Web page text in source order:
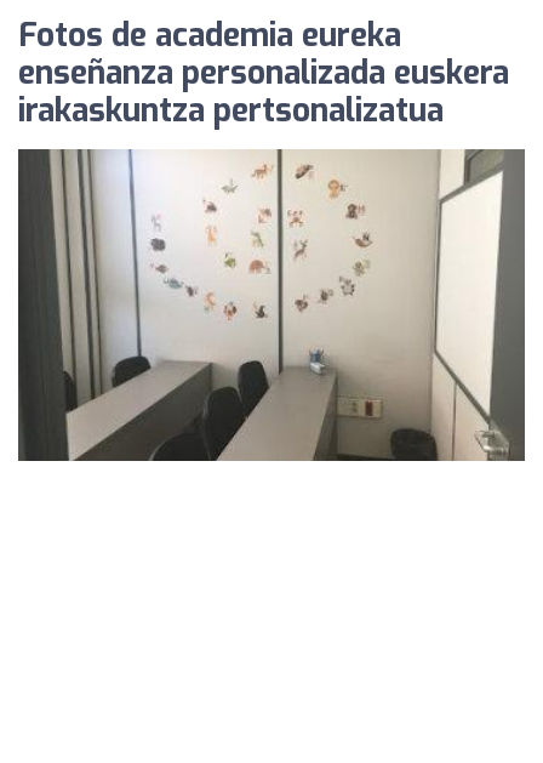
Fotos de academia eureka
enseñanza personalizada euskera
irakaskuntza pertsonalizatua